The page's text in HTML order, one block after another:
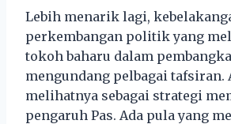
Lebih menarik lagi,
perkembangan politik yang
tokoh baharu dalam
mengundang pelbagai tafsiran.
melihatnya sebagai strategi
pengaruh Pas. Ada pula yang